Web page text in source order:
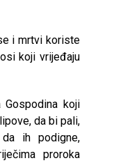
i mrtvi koriste
koji vrijeđaju
koji
da bi pali,
ih podigne,
proroka